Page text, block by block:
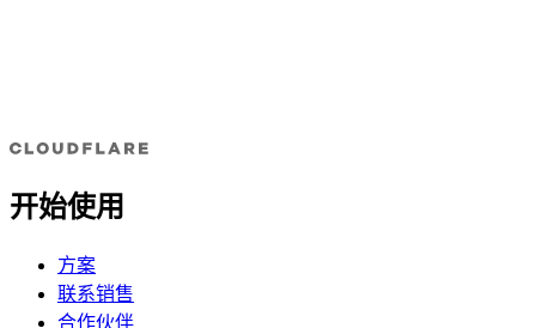
开始使用
方案
联系销售
合作伙伴